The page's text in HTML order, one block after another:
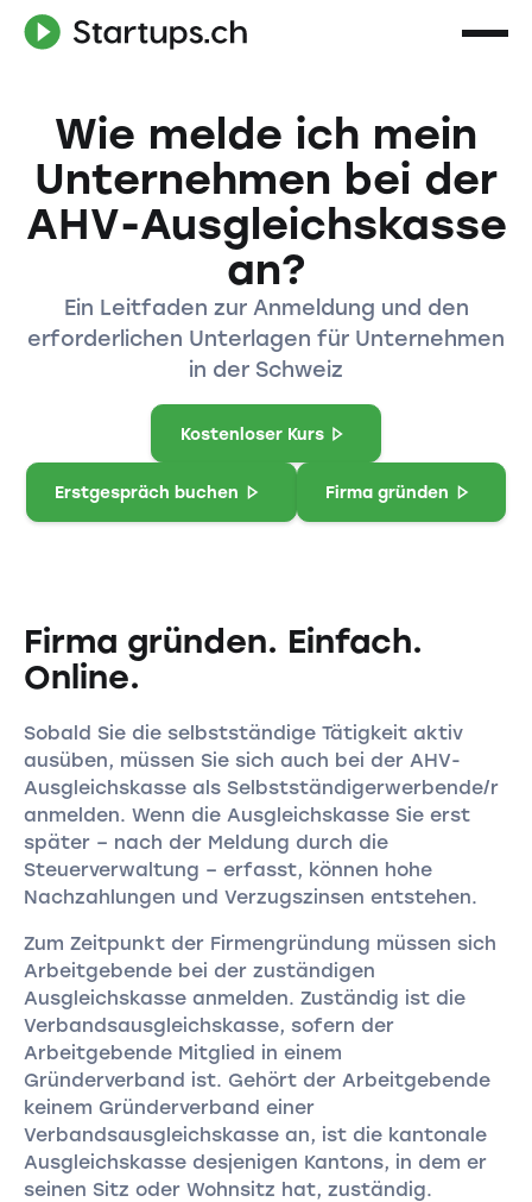
Wie melde ich mein
Unternehmen bei der
AHV-Ausgleichskasse
an?
Ein Leitfaden zur Anmeldung und den
erforderlichen Unterlagen für Unternehmen
in der Schweiz
Kostenloser Kurs
Erstgespräch buchen Firma gründen
Firma gründen. Einfach.
Online.
Sobald Sie die selbstständige Tätigkeit aktiv
ausüben, müssen Sie sich auch bei der AHV-
Ausgleichskasse als Selbstständigerwerbende/r
anmelden. Wenn die Ausgleichskasse Sie erst
später – nach der Meldung durch die
Steuerverwaltung – erfasst, können hohe
Nachzahlungen und Verzugszinsen entstehen.
Zum Zeitpunkt der Firmengründung müssen sich
Arbeitgebende bei der zuständigen
Ausgleichskasse anmelden. Zuständig ist die
Verbandsausgleichskasse, sofern der
Arbeitgebende Mitglied in einem
Gründerverband ist. Gehört der Arbeitgebende
keinem Gründerverband einer
Verbandsausgleichskasse an, ist die kantonale
Ausgleichskasse desjenigen Kantons, in dem er
seinen Sitz oder Wohnsitz hat, zuständig.